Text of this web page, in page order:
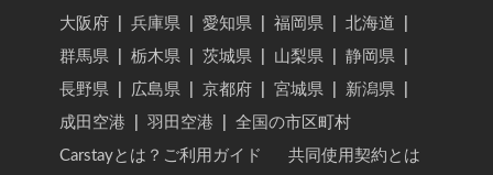
大阪府
兵庫県 愛知県 福岡県 北海道
群馬県
栃木県 茨城県 山梨県 静岡県
長野県
広島県 京都府 宮城県 新潟県
成田空港
羽田空港
全国の市区町村
Carstayとは？ご利用ガイド
共同使用契約とは